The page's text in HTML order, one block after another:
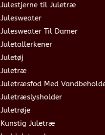
Julestjerne til Juletræ
Julesweater
Julesweater Til Damer
Juletallerkener
Juletøj
Juletræ
Juletræsfod Med
Juletræslysholder
Juletrøje
Kunstig Juletræ